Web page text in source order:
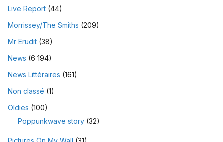
Live Report (44)
Morrissey/The Smiths (209)
Mr Erudit (38)
News (6 194)
News Littéraires (161)
Non classé (1)
Oldies (100)
Poppunkwave story (32)